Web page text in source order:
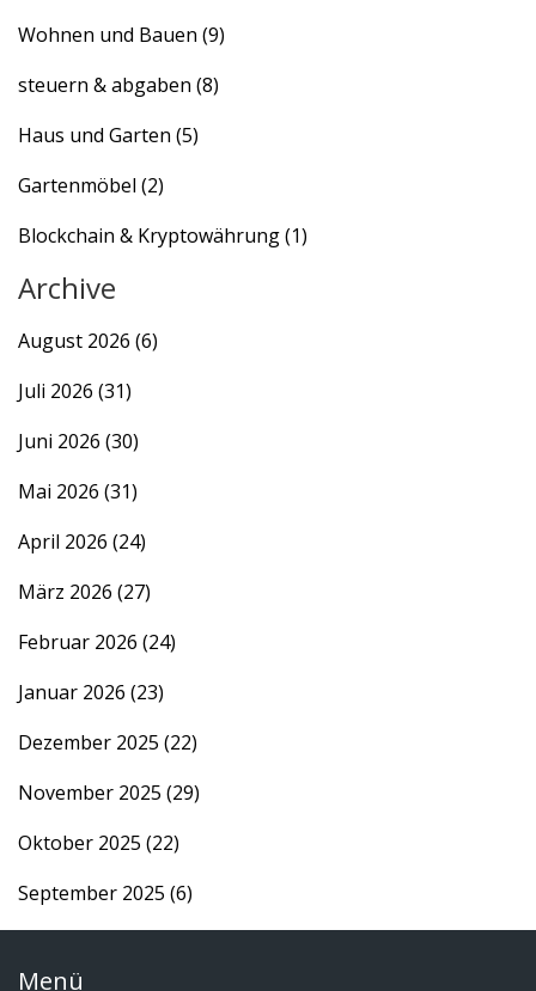
Wohnen und Bauen (9)
steuern & abgaben (8)
Haus und Garten (5)
Gartenmöbel (2)
Blockchain & Kryptowährung(1)
Archive
August 2026 (6)
Juli 2026 (31)
Juni 2026 (30)
Mai 2026 (31)
April 2026 (24)
März 2026 (27)
Februar 2026 (24)
Januar 2026 (23)
Dezember 2025 (22)
November 2025 (29)
Oktober 2025 (22)
September 2025 (6)
Menü